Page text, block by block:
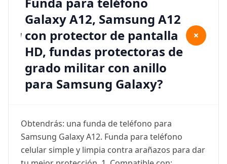
Galaxy A12, Samsung A12
con protector de pantalla
HD, fundas protectoras de
grado militar con anillo
para Samsung Galaxy?
+
Obtendrás: una funda de teléfono para
Samsung Galaxy A12. Funda para teléfono
celular simple y limpia contra arañazos para dar